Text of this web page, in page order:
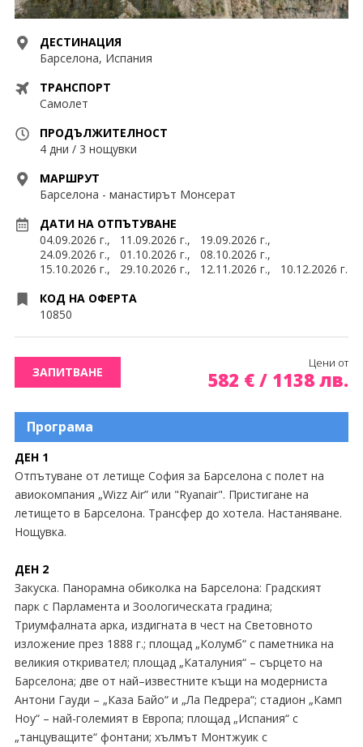
Екскурзии ОАЕ
Екскурзии Португалия
Екскурзии Румъния
Екскурзии Русия
Екскурзии Турция
Екскурзии Унгария
Екскурзии Франция
Екскурзии Хърватия
Екскурзии Чехия
Екскурзии Швейцария
0878 63 98 89
ПОСЛЕДВАЙТЕ НИ
ДЕСТИНАЦИЯ
Барселона, Испания
ТРАНСПОРТ
Самолет
ПРОДЪЛЖИТЕЛНОСТ
4 дни / 3 нощувки
МАРШРУТ
Барселона - манастирът Монсерат
ДАТИ НА ОТПЪТУВАНЕ
04.09.2026 г., 11.09.2026 г., 19.09.2026 г.,
24.09.2026 г., 01.10.2026 г., 08.10.2026 г.,
15.10.2026 г., 29.10.2026 г., 12.11.2026 г., 10.12.2026 г.
КОД НА ОФЕРТА
10850
ЗАПИТВАНЕ
Цени от
582 € / 1138лв.
Програма
ДЕН 1
Отпътуване от летище София за Барселона с полет на
авиокомпания „Wizz Air” или "Ryanair". Пристигане на
летището в Барселона. Трансфер до хотела. Настаняване.
Нощувка.
ДЕН 2
Закуска. Панорамна обиколка на Барселона: Градският
парк с Парламента и Зоологическата градина;
Триумфалната арка, издигната в чест на Световното
изложение през 1888 г.; площад „Колумб“ с паметника на
великия откривател; площад „Каталуния“ – сърцето на
Барселона; две от най–известните къщи на модерниста
Антони Гауди – „Каза Байо“ и „Ла Педрера“; стадион „Камп
Ноу“ – най-големият в Европа; площад „Испания“ с
„танцуващите“ фонтани; хълмът Монтжуик с